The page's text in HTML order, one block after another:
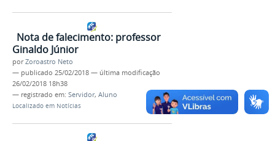
Nota de falecimento: professor
Ginaldo Júnior
porZoroastro Neto
— publicado 25/02/2018 — última modificação
26/02/2018 18h38
— registrado em: Servidor, Aluno
Localizado em Notícias